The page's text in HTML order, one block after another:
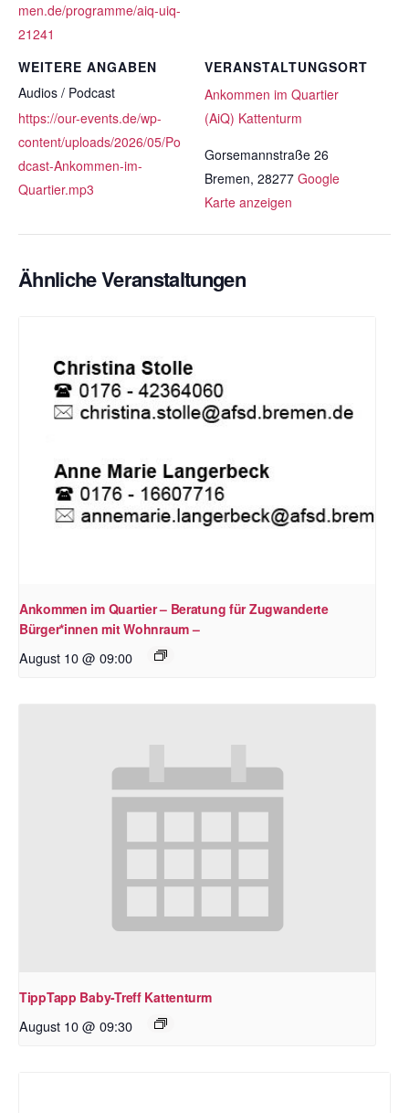
men.de/programme/aiq-uiq-
21241
VERANSTALTUNGSORT
Ankommen im Quartier
(AiQ) Kattenturm
Gorsemannstraße 26
Bremen, 28277 Google
Karte anzeigen
WEITERE ANGABEN
Audios / Podcast
https://our-events.de/wp-
content/uploads/2026/05/Po
dcast-Ankommen-im-
Quartier.mp3
Ähnliche Veranstaltungen
Ankommen im Quartier – Beratung für Zugwanderte
Bürger*innen mit Wohnraum –
August 10 @ 09:00
TippTapp Baby-Treff Kattenturm
August 10 @ 09:30